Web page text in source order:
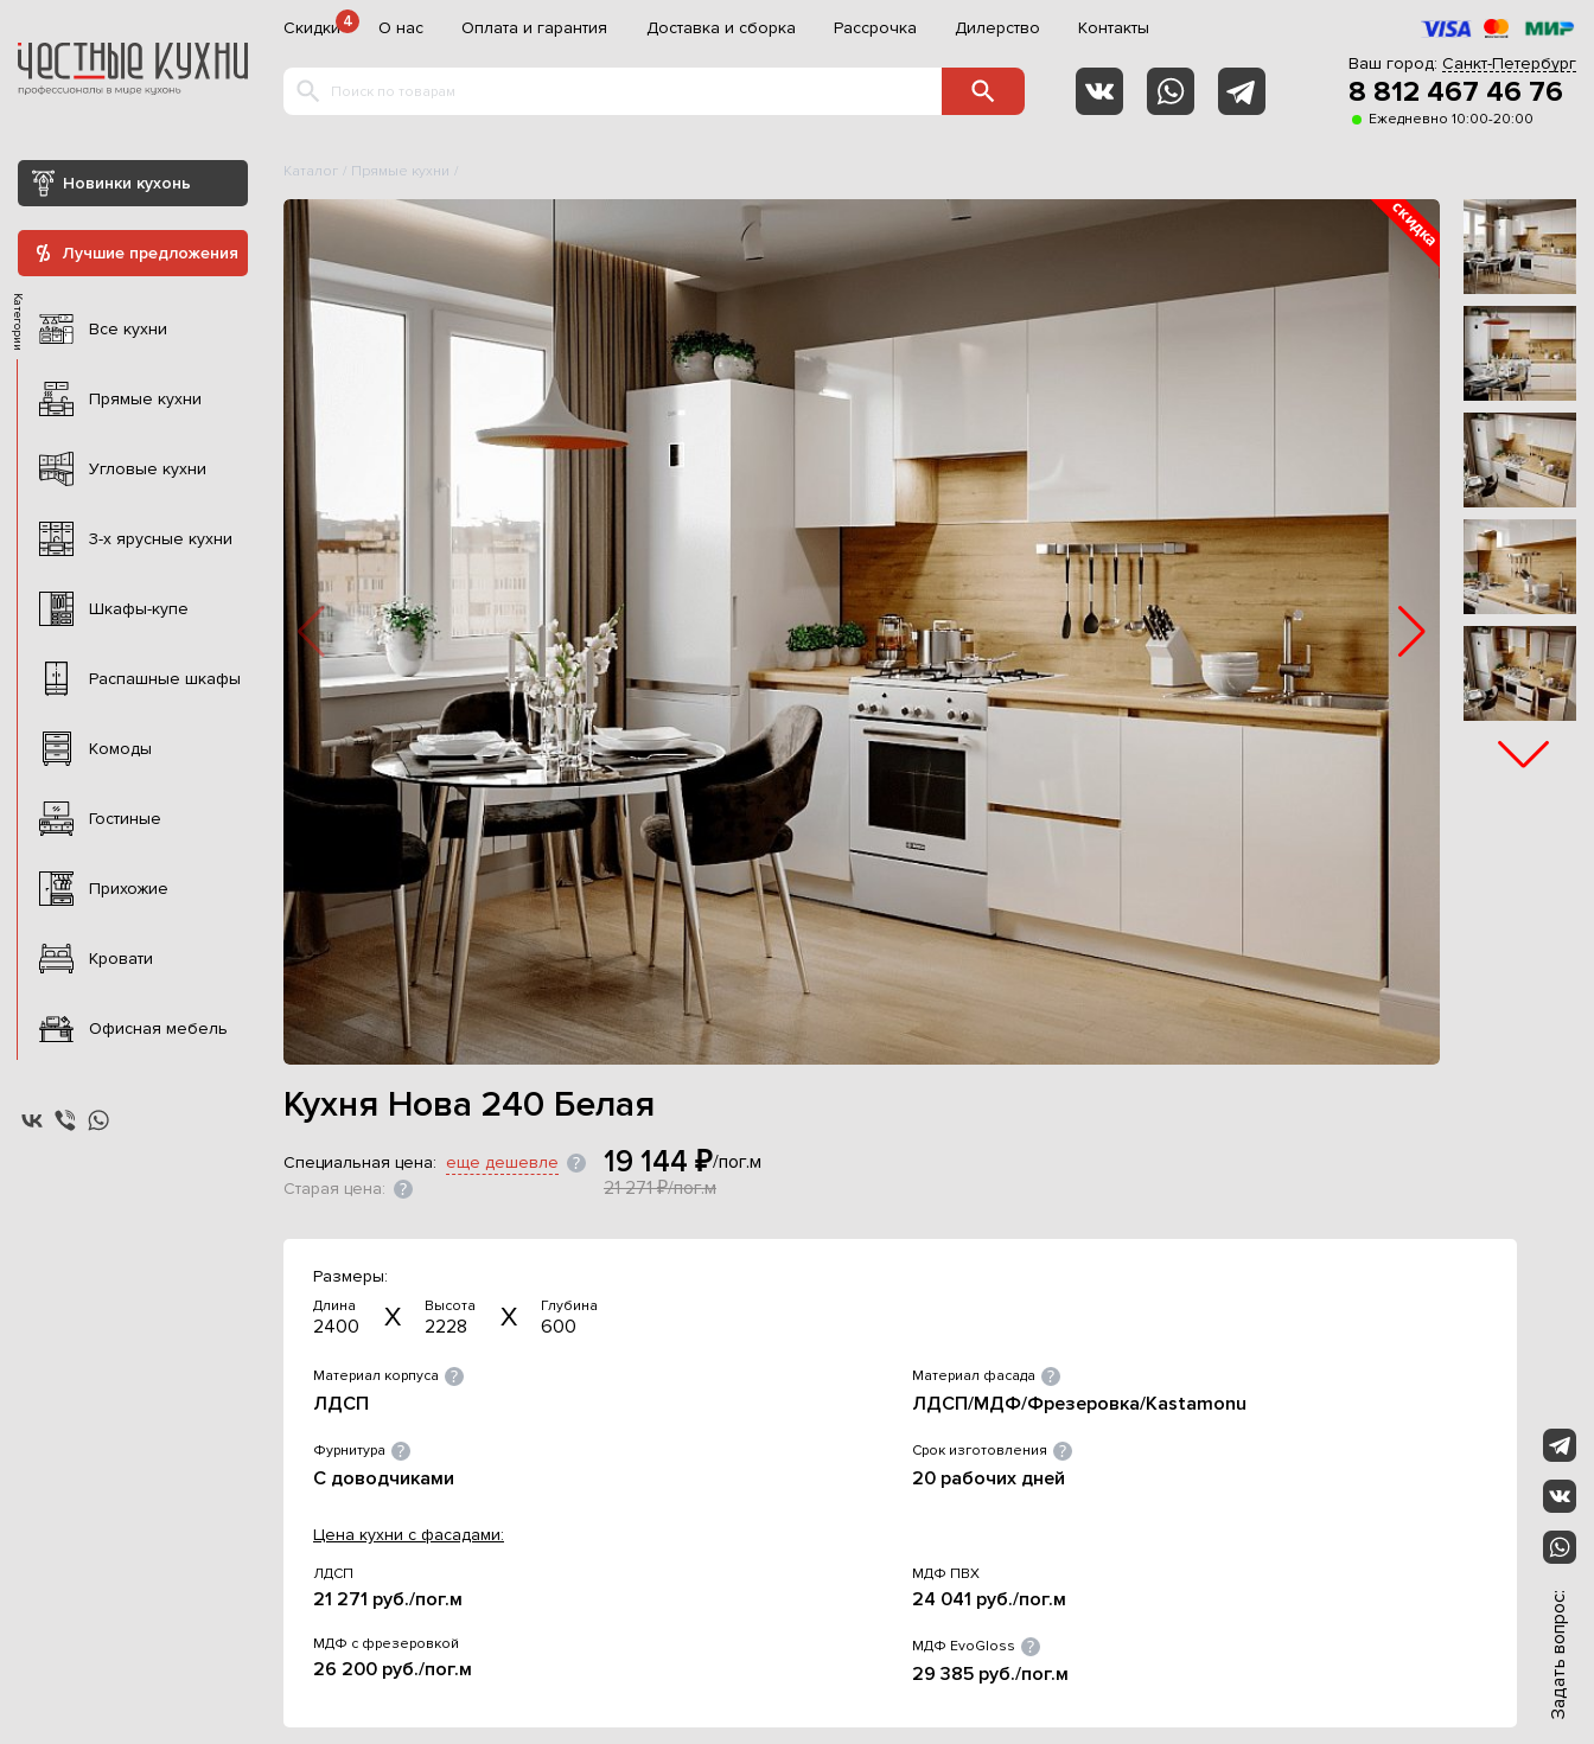
Скидки4 О нас Оплата и гарантия Доставка и сборка Рассрочка Дилерство
Контакты
Ваш город: Санкт-Петербург
8 812 467 46 76
Ежедневно 10:00-20:00
Новинки кухонь
Лучшие предложения
Категории Все кухни
Прямые кухни
Угловые кухни
3-х ярусные кухни
Шкафы-купе
Распашные шкафы
Комоды
Гостиные
Прихожие
Кровати
Офисная мебель
Каталог Прямые кухни
Кухня Нова 240 Белая
Специальная цена: еще дешевле 19 144 ₽/пог.м
Старая цена: 21 271 ₽/пог.м
Размеры:
Длина
2400
Высота
2228
Глубина
600
Материал корпуса
ЛДСП
Фурнитура
С доводчиками
Материал фасада
ЛДСП/МДФ/Фрезеровка/Kastamonu
Срок изготовления
20 рабочих дней
Цена кухни с фасадами:
ЛДСП
21 271 руб./пог.м
МДФ ПВХ
24 041 руб./пог.м
МДФ с фрезеровкой
26 200 руб./пог.м
МДФ EvoGloss
29 385 руб./пог.м Задать вопрос: